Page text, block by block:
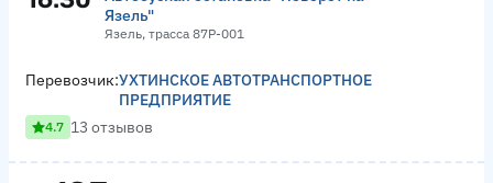
Язель"
Язель, трасса 87Р-001
Перевозчик:УХТИНСКОЕ АВТОТРАНСПОРТНОЕ
ПРЕДПРИЯТИЕ
4.7 13 отзывов